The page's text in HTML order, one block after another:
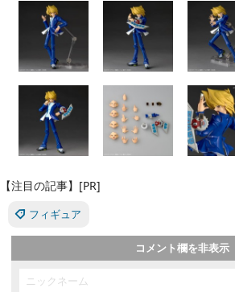
【注目の記事】[PR]
フィギュア
コメント欄を非表示